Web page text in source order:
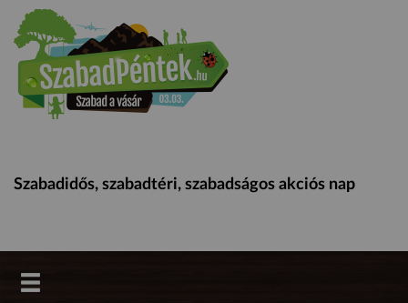
Szabadidős, szabadtéri, szabadságos akciós nap